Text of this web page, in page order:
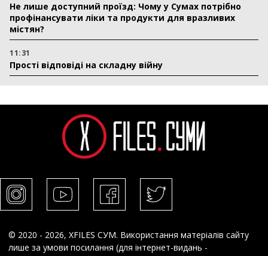
Не лише доступний проїзд: Чому у Сумах потрібно
профінансувати ліки та продукти для вразливих
містян?
11:31
Прості відповіді на складну війну
© 2020 - 2026, XFILES СУМ. Використання матеріалів сайту
лише за умови посилання (для інтернет-видань -